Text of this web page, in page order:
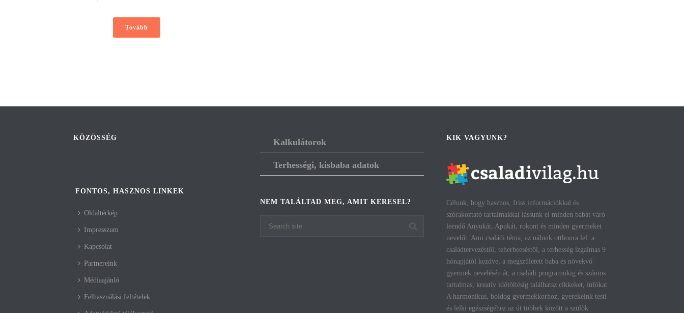
Tovább
KÖZÖSSÉG
FONTOS, HASZNOS LINKEK
Oldaltérkép
Impresszum
Kapcsolat
Partnereink
Médiaajánló
Felhasználási feltételek
Kalkulátorok
Terhességi, kisbaba adatok
NEM TALÁLTAD MEG, AMIT KERESEL?
KIK VAGYUNK?
Célunk, hogy hasznos, friss információkkal és
szórakoztató tartalmakkal lássunk el minden babát váró
leendő Anyukát, Apukát, rokont és minden gyermeket
nevelőt. Ami családi téma, az nálunk otthonra lel: a
családtervezéstől, teherbeeséstől, a terhesség izgalmas 9
hónapjától kezdve, a megszületett baba és növekvő
gyermek nevelésén át, a családi programokig és számos
tartalmas, kreatív időtöltésig találhatsz cikkeket, infókat.
A harmonikus, boldog gyermekkorhoz, gyerekeink testi
és lelki egészségéhez az út többek között a szülők